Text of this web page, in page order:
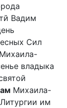
Вадим
Сил
Михаила-
владыка
Михаила-
им